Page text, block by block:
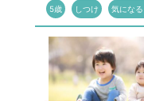
5歳 しつけ 気にな